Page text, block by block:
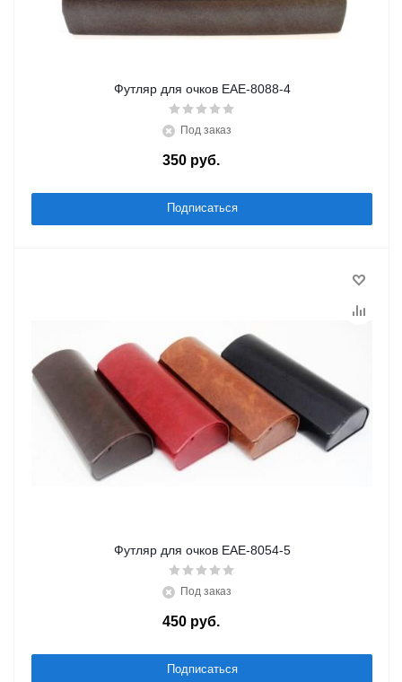
Футляр для очков EAE-8088-4
Под заказ
350руб./шт
Подписаться
Футляр для очков EAE-8054-5
Под заказ
450руб./шт
Подписаться